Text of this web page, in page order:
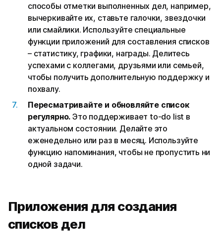
способы отметки выполненных дел, например,
вычеркивайте их, ставьте галочки, звездочки
или смайлики. Используйте специальные
функции приложений для составления списков
– статистику, графики, награды. Делитесь
успехами с коллегами, друзьями или семьей,
чтобы получить дополнительную поддержку и
похвалу.
Пересматривайте и обновляйте список
регулярно. Это поддерживает to-do list в
актуальном состоянии. Делайте это
еженедельно или раз в месяц. Используйте
функцию напоминания, чтобы не пропустить ни
одной задачи.
Приложения для создания
списков дел